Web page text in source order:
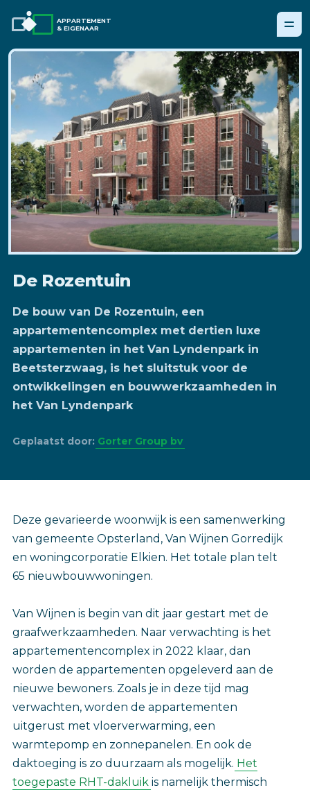
APPARTEMENT
& EIGENAAR
De Rozentuin
De bouw van De Rozentuin, een
appartementencomplex met dertien luxe
appartementen in het Van Lyndenpark in
Beetsterzwaag, is het sluitstuk voor de
ontwikkelingen en bouwwerkzaamheden in
het Van Lyndenpark
Geplaatst door: Gorter Group bv
Deze gevarieerde woonwijk is een samenwerking
van gemeente Opsterland, Van Wijnen Gorredijk
en woningcorporatie Elkien. Het totale plan telt
65 nieuwbouwwoningen.
Van Wijnen is begin van dit jaar gestart met de
graafwerkzaamheden. Naar verwachting is het
appartementencomplex in 2022 klaar, dan
worden de appartementen opgeleverd aan de
nieuwe bewoners. Zoals je in deze tijd mag
verwachten, worden de appartementen
uitgerust met vloerverwarming, een
warmtepomp en zonnepanelen. En ook de
daktoeging is zo duurzaam als mogelijk. Het
toegepaste RHT-dakluik is namelijk thermisch